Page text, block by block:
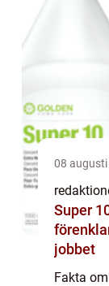
08 augusti
Super 10 grovrengöringsmedlet
jobbet
Fakta